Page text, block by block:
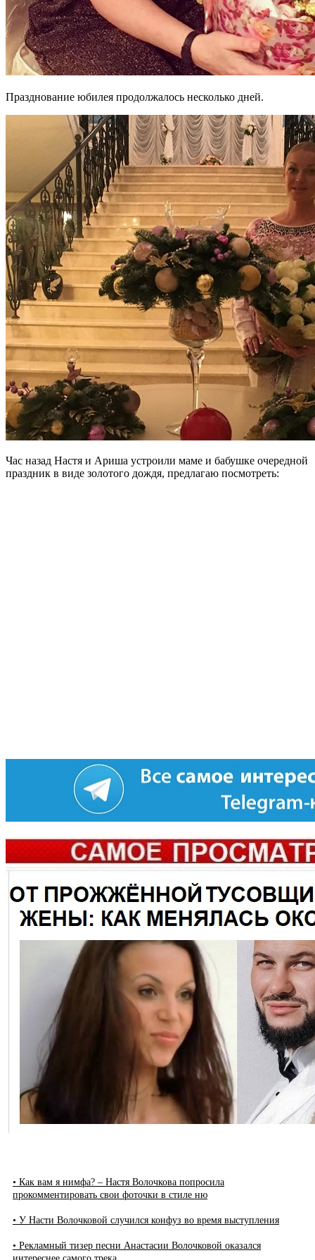
Празднование юбилея продолжалось несколько дней.
Час назад Настя и Ариша устроили маме и бабушке очередной
праздник в виде золотого дождя, предлагаю посмотреть:
• Как вам я нимфа? – Настя Волочкова попросила
прокомментировать свои фоточки в стиле ню
• У Насти Волочковой случился конфуз во время выступления
• Рекламный тизер песни Анастасии Волочковой оказался